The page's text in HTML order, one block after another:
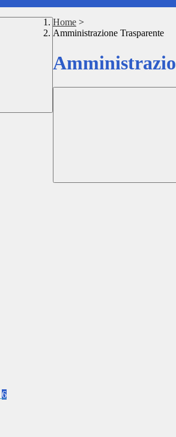
Home >
Amministrazione Trasparente
6